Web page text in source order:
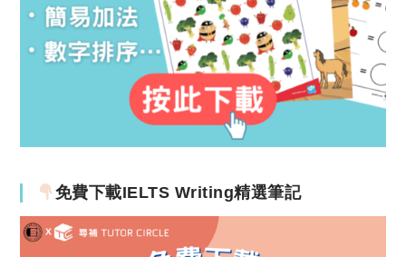
免費下載IELTS Writing精選筆記